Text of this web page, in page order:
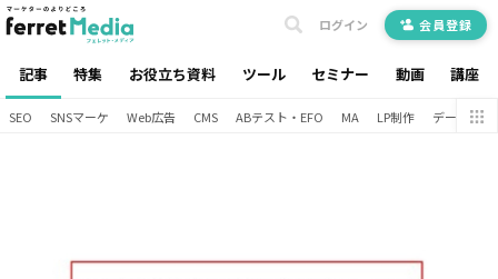
記事 特集 お役立ち資料 ツール セミナー 動画 講座
ログイン 会員登録
SEO SNSマーケ Web広告 CMS ABテスト・EFO MA LP制作 データ分析